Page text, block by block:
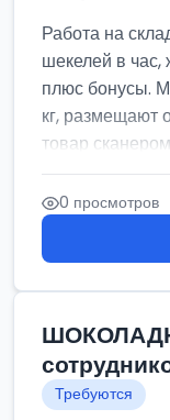
Работа на
шекелей в
плюс бонусы.
кг, размещают
товар
0 просмотров
Требуются